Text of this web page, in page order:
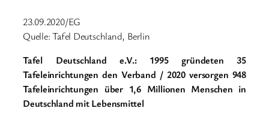
23.09.2020/EG
Quelle: Tafel Deutschland, Berlin
Tafel Deutschland e.V.: 1995 gründeten 35
Tafeleinrichtungen den Verband / 2020 versorgen 948
Tafeleinrichtungen über 1,6 Millionen Menschen in
Deutschland mit Lebensmittel